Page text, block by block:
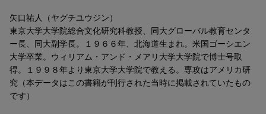
専攻はアメリカ研究。
著書に『ハワイの歴史と文化 悲劇と誇りのモザイクの中で』（中
公新書）、『憧れのハワイ 日本人のハワイ観』（中央公論新
社）、『奇妙なアメリカ 神と正義のミュージアム』（新潮選書）
など。
矢口祐人（ヤグチユウジン）
東京大学大学院総合文化研究科教授、同大グローバル教育センタ
ー長、同大副学長。１９６６年、北海道生まれ。米国ゴーシエン
大学卒業。ウィリアム・アンド・メアリ大学大学院で博士号取
得。１９９８年より東京大学大学院で教える。専攻はアメリカ研
究（本データはこの書籍が刊行された当時に掲載されていたもの
です）